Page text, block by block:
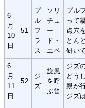
6
月
10
日
51
プ
ル
フ
ラ
ス
ソリ
チュ
ー
ド・
エペ
プル
って
点穴
とん
研い
6
月
11
日
52
ジ
ズ
旋風
を呼
ぶ笛
ジズ
どう
親が
ジズ